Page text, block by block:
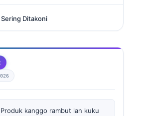
Ditakoni
Produk kanggo rambut lan kuku